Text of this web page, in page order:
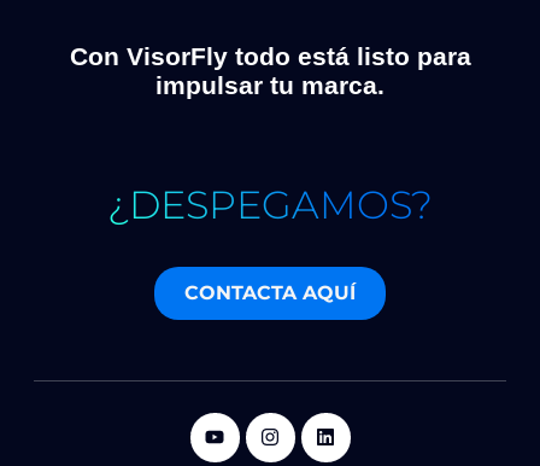
Con VisorFly todo está listo para
impulsar tu marca.
¿DESPEGAMOS?
CONTACTA AQUÍ